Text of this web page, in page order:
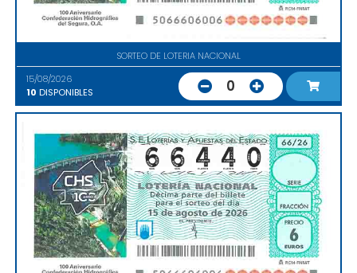
SORTEO DE LOTERIA NACIONAL
15/08/2026
10 DISPONIBLES 0